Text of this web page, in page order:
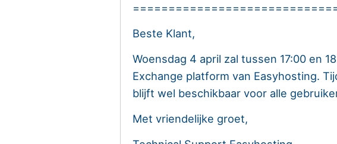
Beste Klant,
Woensdag 4 april zal tussen 17:00 en
Exchange platform van Easyhosting.
blijft wel beschikbaar voor alle
Met vriendelijke groet,